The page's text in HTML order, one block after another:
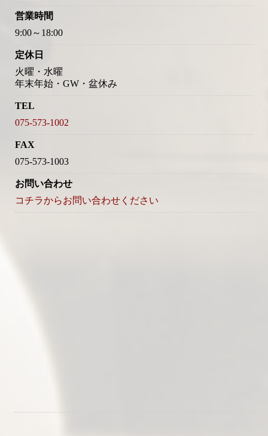
営業時間
9:00～18:00
定休日
火曜・水曜
年末年始・GW・盆休み
TEL
075-573-1002
FAX
075-573-1003
お問い合わせ
コチラからお問い合わせください